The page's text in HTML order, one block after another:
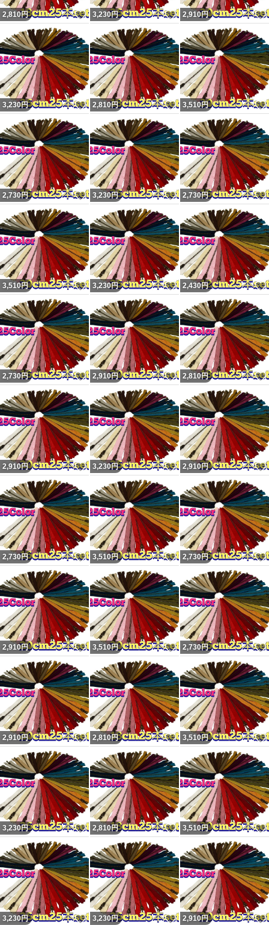
2,810円 いいね！
3,230円 いいね！
2,910円
3,230円 いいね！
2,810円 いいね！
3,510円
2,730円 いいね！
3,230円 いいね！
2,730円
3,510円 いいね！
3,230円 いいね！
2,430円
2,730円 いいね！
2,910円 いいね！
2,810円
2,910円 いいね！
3,230円 いいね！
2,910円
2,730円 いいね！
3,510円 いいね！
2,730円
2,910円 いいね！
3,510円 いいね！
2,730円
2,910円 いいね！
2,810円 いいね！
3,510円
3,230円 いいね！
2,810円 いいね！
3,510円
3,230円 いいね！
3,230円 いいね！
2,910円